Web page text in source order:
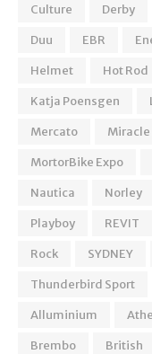
Culture
Derby
Duu
EBR
Helmet
Hot Rod
Katja Poensgen
Mercato
Miracle
MortorBike Expo
Nautica
Norley
Playboy
REVIT
Rock
SYDNEY
Thunderbird Sport
Alluminium
Brembo
British